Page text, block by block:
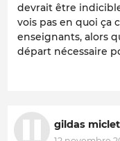
devrait être
vois pas en quoi ça
enseignants, alors
départ nécessaire
gildas miclet